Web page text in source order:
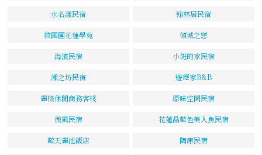
水名漾民宿 翰林居民宿
救國團花蓮學苑 傾城之戀
海濱民宿 小斑的家民宿
湘之坊民宿 遊歷家B&B
麗格休閒商務客棧 原味空間民宿
微風民宿 花蓮晶藍色美人魚民宿
藍天麗池飯店 陶庫民宿